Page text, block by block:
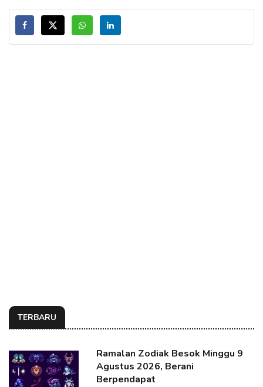
TERBARU
Ramalan Zodiak Besok Minggu 9
Agustus 2026, Berani
Berpendapat